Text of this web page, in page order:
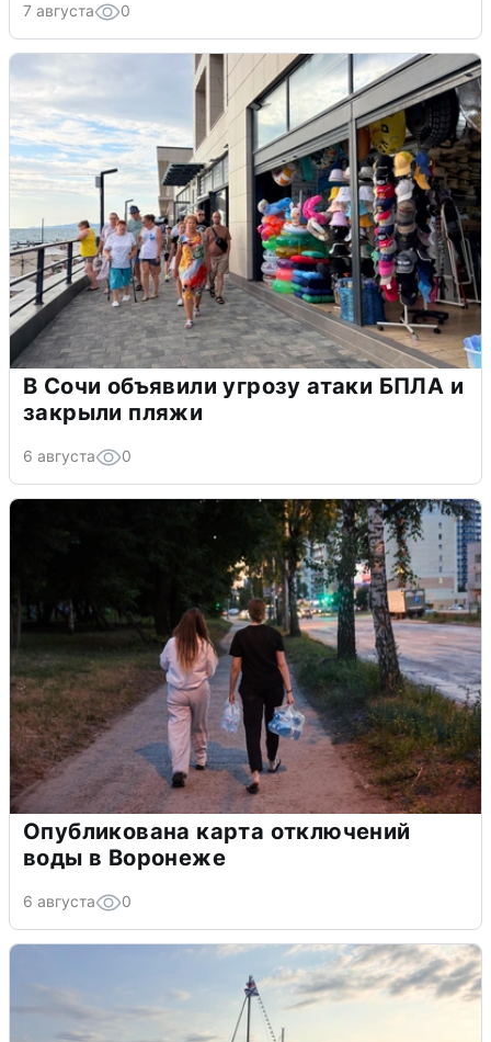
7 августа 0
В Сочи объявили угрозу атаки БПЛА и
закрыли пляжи
6 августа 0
Опубликована карта отключений
воды в Воронеже
6 августа 0